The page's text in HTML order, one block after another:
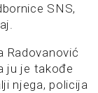
SNS,
Radovanović
ju je takođe
njega, policija